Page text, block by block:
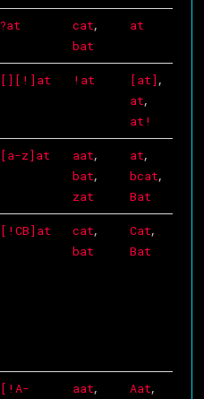
?at cat,
bat
at
[][!]at !at [at] ,
at,
at!
[a-z]at aat,
bat,
zat
at,
bcat,
Bat
[!CB]at cat,
bat
Cat,
Bat
[!A-
aat, Aat,